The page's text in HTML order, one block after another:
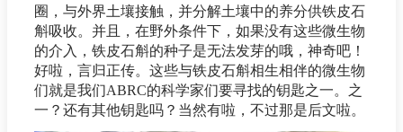
圈，与外界土壤接触，并分解土壤中的养分供铁皮石
斛吸收。并且，在野外条件下，如果没有这些微生物
的介入，铁皮石斛的种子是无法发芽的哦，神奇吧！
好啦，言归正传。这些与铁皮石斛相生相伴的微生物
们就是我们ABRC的科学家们要寻找的钥匙之一。之
一？还有其他钥匙吗？当然有啦，不过那是后文啦。